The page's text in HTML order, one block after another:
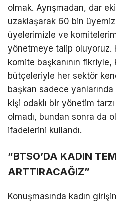
olmak. Ayrışmadan, dar
uzaklaşarak 60 bin
üyelerimizle ve
yönetmeye talip oluyoruz.
komite başkanının
bütçeleriyle her sektör
başkan sadece
kişi odaklı bir yönetim
olmadı, bundan sonra da
ifadelerini kullandı.
​”BTSO’DA KADIN
ARTTIRACAĞIZ”
​Konuşmasında kadın